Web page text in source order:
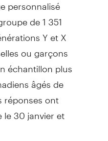
de 1 351
Y et X
ou garçons
échantillon plus
âgés de
réponses ont
30 janvier et